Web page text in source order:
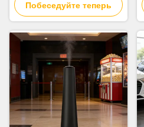
управлением и
технологией двух
жидкостей
Побеседуйте теперь